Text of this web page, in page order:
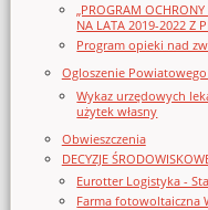
„PROGRAM
NA LATA 2019-2022 Z
Program opieki nad
Ogloszenie
Wykaz urzędowych
użytek własny
Obwieszczenia
DECYZJE
Eurotter Logistyka -
Farma fotowoltaiczna